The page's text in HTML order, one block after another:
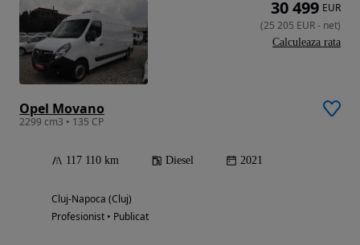
Opel Movano
2299 cm3 • 135 CP
117 110 km Diesel 2021
Cluj-Napoca (Cluj)
Profesionist • Publicat
30 499 EUR
(25 205 EUR- net)
Calculeaza rata